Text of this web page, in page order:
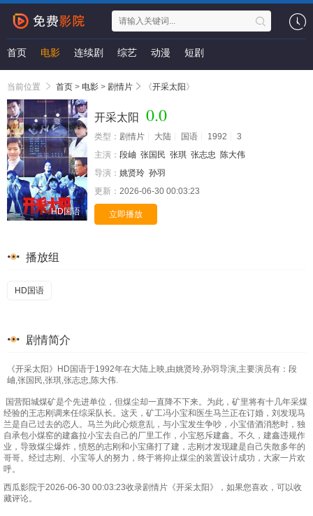
首页 电影 连续剧 综艺 动漫 短剧
当前位置 首页 > 电影 > 剧情片 《开采太阳 》
HD国语
开采太阳 0.0
类型： 剧情片 大陆 国语 1992
3
主演： 段岫 张国民 张琪 张志忠 陈大伟
导演： 姚贤玲 孙羽
更新： 2026-06-30 00:03:23
立即播放
播放组
HD国语
剧情简介
《开采太阳》HD国语于1992年在大陆上映,由姚贤玲,孙羽导演,主要演员有：段
岫,张国民,张琪,张志忠,陈大伟.
国营阳城煤矿是个先进单位，但煤尘却一直降不下来。为此，矿里将有十几年采煤
经验的王志刚调来任综采队长。这天，矿工冯小宝和医生马兰正在订婚，刘发现马
兰是自己过去的恋人。马兰为此心烦意乱，与小宝发生争吵，小宝借酒消愁时，独
自承包小煤窑的建鑫拉小宝去自己的厂里工作，小宝怒斥建鑫。不久，建鑫违规作
业，导致煤尘爆炸，愤怒的志刚和小宝痛打了建，志刚才发现建是自己失散多年的
哥哥。经过志刚、小宝等人的努力，终于将抑止煤尘的装置设计成功，大家一片欢
呼。
西瓜影院于2026-06-30 00:03:23收录剧情片《开采太阳》，如果您喜欢，可以收
藏评论。